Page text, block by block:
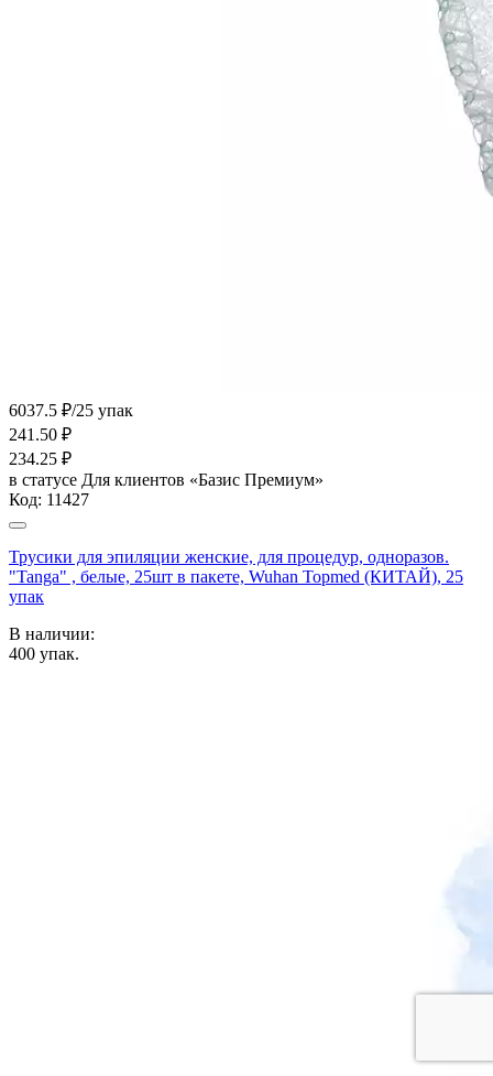
6037.5 ₽/25 упак
241.50 ₽
234.25 ₽
в статусе Для клиентов «Базис Премиум»
Код: 11427
Трусики для эпиляции женские, для процедур, одноразов.
"Tanga" , белые, 25шт в пакете, Wuhan Topmed (КИТАЙ), 25
упак
В наличии:
400 упак.